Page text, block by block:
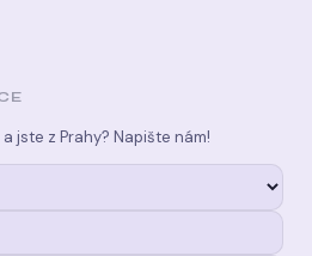
jste z Prahy? Napište nám!